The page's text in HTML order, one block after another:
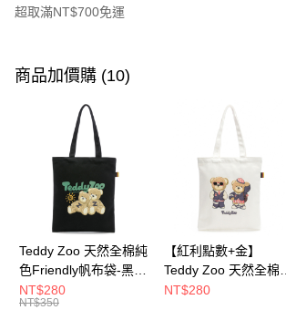
超取滿NT$700免運
信用卡一次付款
超商取貨付款
Apple Pay
街口支付
大哥付你分期
相關說明
商品加價購 (10)
Teddy Zoo 天然全棉純
色Friendly帆布袋-黑色
(TZB107)
NT$280
NT$350
【紅利點數+金】
Teddy Zoo 天然全棉純
色Friendly帆布袋-白色
NT$280